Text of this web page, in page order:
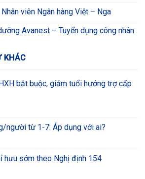
viên Ngân hàng Việt – Nga
Avanest – Tuyển dụng công nhân
KHÁC
bắt buộc, giảm tuổi hưởng trợ cấp
người từ 1-7: Áp dụng với ai?
hưu sớm theo Nghị định 154